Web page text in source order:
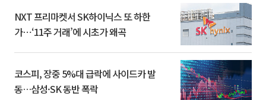
NXT 프리마켓서 SK하이닉스 또 하한
가⋯‘11주 거래’에 시초가 왜곡
코스피, 장중 5%대 급락에 사이드카 발
동…삼성·SK 동반 폭락